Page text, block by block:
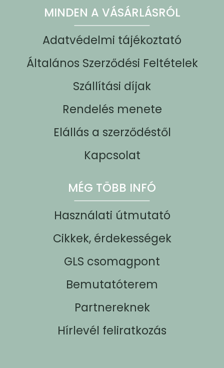
MINDEN A VÁSÁRLÁSRÓL
Adatvédelmi tájékoztató
Általános Szerződési Feltételek
Szállítási díjak
Rendelés menete
Elállás a szerződéstől
Kapcsolat
MÉG TÖBB INFÓ
Használati útmutató
Cikkek, érdekességek
GLS csomagpont
Bemutatóterem
Partnereknek
Hírlevél feliratkozás